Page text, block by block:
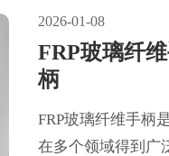
2026-01-08
FRP玻璃纤
柄
FRP玻璃纤维手柄
在多个领域得到广